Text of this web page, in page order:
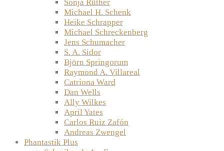
Sonja Rüther
Michael H. Schenk
Heike Schrapper
Michael Schreckenberg
Jens Schumacher
S. A. Sidor
Björn Springorum
Raymond A. Villareal
Catriona Ward
Dan Wells
Ally Wilkes
April Yates
Carlos Ruiz Zafón
Andreas Zwengel
Phantastik Plus